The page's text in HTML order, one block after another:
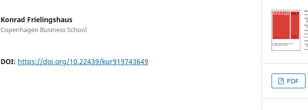
Konrad Frielingshaus
Copenhagen Business School
DOI: https://doi.org/10.22439/kur919743649
PDF